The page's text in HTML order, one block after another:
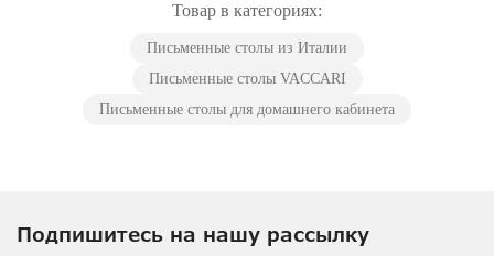
Товар в категориях:
Письменные столы из Италии
Письменные столы VACCARI
Письменные столы для домашнего кабинета
Подпишитесь на нашу рассылку